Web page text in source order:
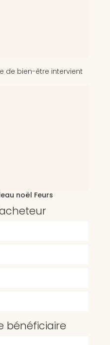
de bien-être intervient
noël Feurs
bénéficiaire